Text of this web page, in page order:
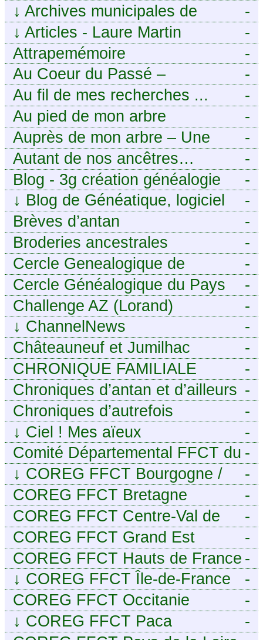
-
↓ Archives municipales de
Montpellier
-
↓ Articles - Laure Martin
-
Attrapemémoire
-
Au Coeur du Passé –
Généalogie Familiale
-
Au fil de mes recherches ...
-
Au pied de mon arbre
-
Auprès de mon arbre – Une
histoire de racines
-
Autant de nos ancêtres…
-
Blog - 3g création généalogie
-
↓ Blog de Généatique, logiciel
de généalogie
-
Brèves d’antan
-
Broderies ancestrales
-
Cercle Genealogique de
l’Aveyron
-
Cercle Généalogique du Pays
de Caux - Seine-Maritime
-
Challenge AZ (Lorand)
-
↓ ChannelNews
-
Châteauneuf et Jumilhac
-
CHRONIQUE FAMILIALE
-
Chroniques d’antan et d’ailleurs
-
Chroniques d’autrefois
-
↓ Ciel ! Mes aïeux
-
Comité Départemental FFCT du
Cher
-
↓ COREG FFCT Bourgogne /
Franche-Comté
-
COREG FFCT Bretagne
-
COREG FFCT Centre-Val de
Loire
-
COREG FFCT Grand Est
-
COREG FFCT Hauts de France
-
↓ COREG FFCT Île-de-France
-
COREG FFCT Occitanie
-
↓ COREG FFCT Paca